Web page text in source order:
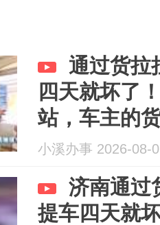
通过货拉
四天就坏了
站，车主的
小溪办事 2026-08-
济南通过
提车四天就